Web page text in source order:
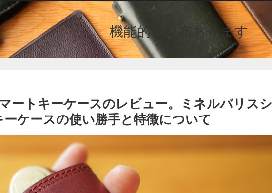
機能的な財布あります
ートキーケースのレビュー。ミネルバリスシ
ケースの使い勝手と特徴について